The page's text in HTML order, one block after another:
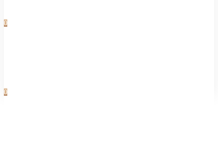
0
0